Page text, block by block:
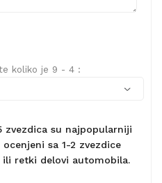
koliko je 9 - 4 :
zvezdica su najpopularniji
sa 1-2 zvezdice
retki delovi automobila.